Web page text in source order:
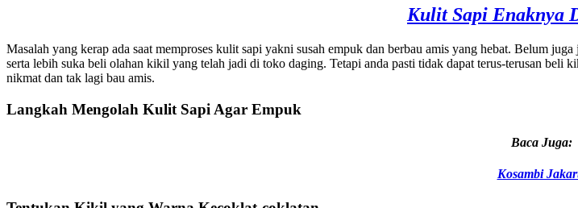
Kulit Sapi Enaknya
Masalah yang kerap ada saat memproses kulit sapi yakni susah empuk dan berbau amis yang hebat. Belum
serta lebih suka beli olahan kikil yang telah jadi di toko daging. Tetapi anda pasti tidak dapat terus-terusan
nikmat dan tak lagi bau amis.
Langkah Mengolah Kulit Sapi Agar Empuk
Baca Juga:
Kosambi